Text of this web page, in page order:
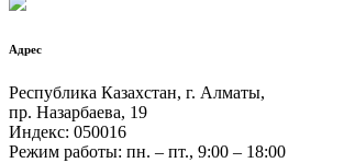
Адрес
Республика Казахстан, г. Алматы,
пр. Назарбаева, 19
Индекс: 050016
Режим работы: пн. – пт., 9:00 – 18:00